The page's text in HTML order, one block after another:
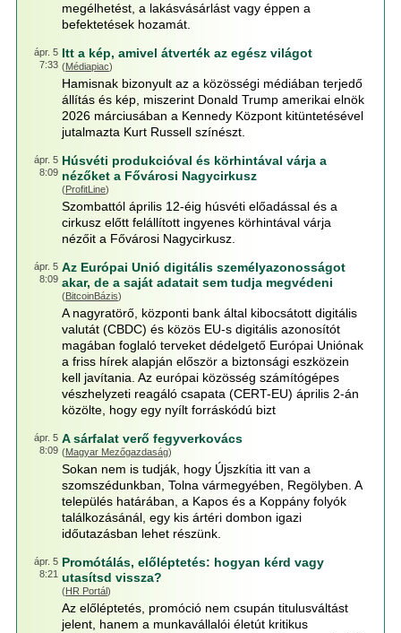
megélhetést, a lakásvásárlást vagy éppen a
befektetések hozamát.
ápr. 5
7:33
Itt a kép, amivel átverték az egész világot
(Médiapiac)
Hamisnak bizonyult az a közösségi médiában terjedő
állítás és kép, miszerint Donald Trump amerikai elnök
2026 márciusában a Kennedy Központ kitüntetésével
jutalmazta Kurt Russell színészt.
ápr. 5
8:09
Húsvéti produkcióval és körhintával várja a
nézőket a Fővárosi Nagycirkusz
(ProfitLine)
Szombattól április 12-éig húsvéti előadással és a
cirkusz előtt felállított ingyenes körhintával várja
nézőit a Fővárosi Nagycirkusz.
ápr. 5
8:09
Az Európai Unió digitális személyazonosságot
akar, de a saját adatait sem tudja megvédeni
(BitcoinBázis)
A nagyratörő, központi bank által kibocsátott digitális
valutát (CBDC) és közös EU-s digitális azonosítót
magában foglaló terveket dédelgető Európai Uniónak
a friss hírek alapján először a biztonsági eszközein
kell javítania. Az európai közösség számítógépes
vészhelyzeti reagáló csapata (CERT-EU) április 2-án
közölte, hogy egy nyílt forráskódú bizt
ápr. 5
8:09
A sárfalat verő fegyverkovács
(Magyar Mezőgazdaság)
Sokan nem is tudják, hogy Újszkítia itt van a
szomszédunkban, Tolna vármegyében, Regölyben. A
település határában, a Kapos és a Koppány folyók
találkozásánál, egy kis ártéri dombon igazi
időutazásban lehet részünk.
ápr. 5
8:21
Promótálás, előléptetés: hogyan kérd vagy
utasítsd vissza?
(HR Portál)
Az előléptetés, promóció nem csupán titulusváltást
jelent, hanem a munkavállalói életút kritikus